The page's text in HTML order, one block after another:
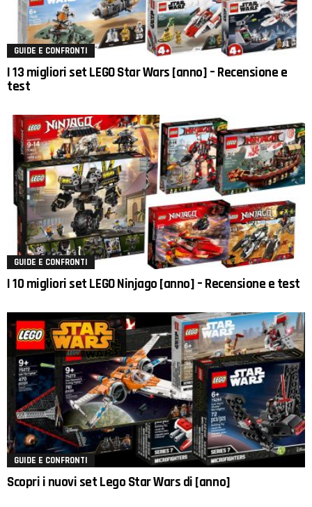
GUIDE E CONFRONTI
I 13 migliori set LEGO Star Wars [anno] – Recensione e
test
GUIDE E CONFRONTI
I 10 migliori set LEGO Ninjago [anno] – Recensione e test
GUIDE E CONFRONTI
Scopri i nuovi set Lego Star Wars di [anno]